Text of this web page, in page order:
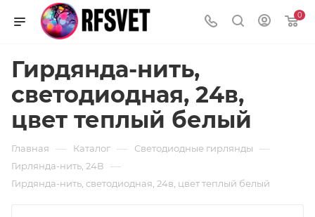
0
Гирдянда-нить,
светодиодная, 24в,
цвет теплый белый
Главная — Каталог — Светодиодные гирлянды —
Гирлянда-нить, 24В —
Гирдянда-нить, светодиодная, 24в, цвет теплый белый